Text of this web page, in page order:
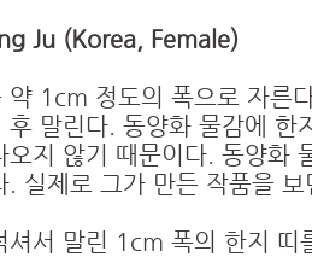
Ju (Korea, Female)
약 1cm 정도의 폭으로 자른
말린다. 동양화 물감에
오지 않기 때문이다. 동양화
. 실제로 그가 만든 작품을
셔서 말린 1cm 폭의 한지